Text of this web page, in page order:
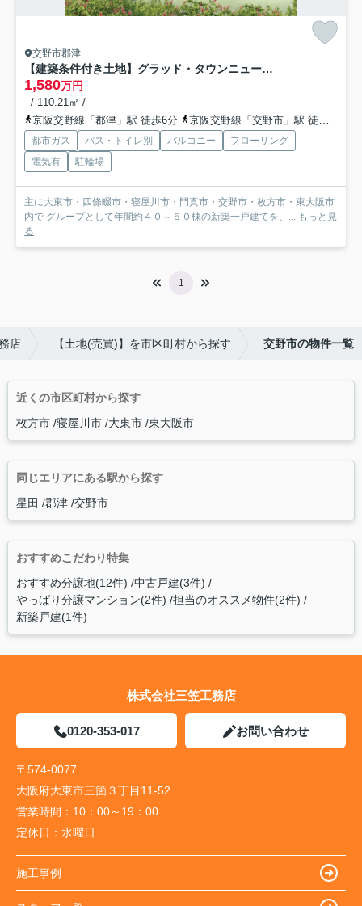
交野市郡津
【建築条件付き土地】グラッド・タウンニュー郡津３丁目
1,580万円
- / 110.21㎡ / -
京阪交野線「郡津」駅 徒歩6分
京阪交野線「交野市」駅 徒歩19分
都市ガス バス・トイレ別 バルコニー
フローリング
電気有
駐輪場
主に大東市・四條畷市・寝屋川市・門真市・交野市・枚方市・東大阪市
内で グループとして年間約４０～５０棟の新築一戸建てを、... もっと見
る
1
店 【土地(売買)】を市区町村から探す 交野市の物件一覧
近くの市区町村から探す
枚方市 寝屋川市 大東市 東大阪市
同じエリアにある駅から探す
星田
郡津 交野市
おすすめこだわり特集
おすすめ分譲地(12件) 中古戸建(3件)
やっぱり分譲マンション(2件) 担当のオススメ物件(2件)
新築戸建(1件)
株式会社三笠工務店
0120-353-017 お問い合わせ
〒574-0077
大阪府大東市三箇３丁目11-52
営業時間： 10：00～19：00
定休日： 水曜日
施工事例